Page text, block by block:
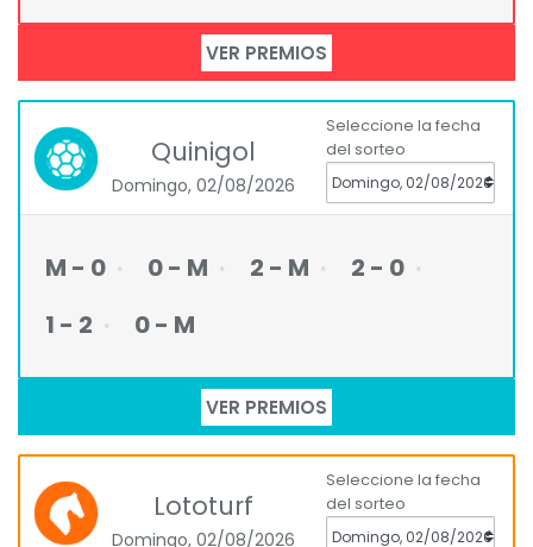
VER PREMIOS
Quinigol
Domingo, 02/08/2026
Seleccione la fecha
del sorteo
M - 0 0 - M 2 - M
2 - 0
1 - 2
0 - M
VER PREMIOS
Lototurf
Domingo, 02/08/2026
Seleccione la fecha
del sorteo